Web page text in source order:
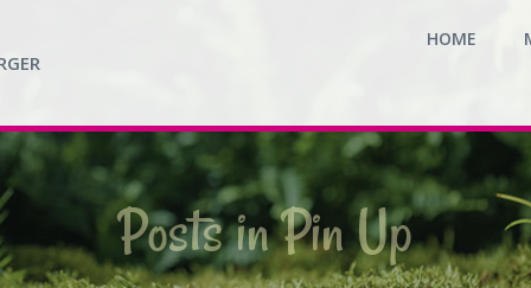
HOME
Posts in Pin Up